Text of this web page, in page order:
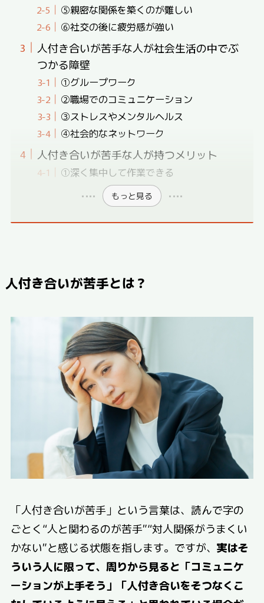
⑤親密な関係を築くのが難しい
⑥社交の後に疲労感が強い
人付き合いが苦手な人が社会生活の中でぶ
つかる障壁
①グループワーク
②職場でのコミュニケーション
③ストレスやメンタルヘルス
④社会的なネットワーク
人付き合いが苦手な人が持つメリット
①深く集中して作業できる
もっと見る
人付き合いが苦手とは？
「人付き合いが苦手」という言葉は、読んで字の
ごとく“人と関わるのが苦手”“対人関係がうまくい
かない”と感じる状態を指します。ですが、 実はそ
ういう人に限って、周りから見ると「コミュニケ
ーションが上手そう」「人付き合いをそつなくこ